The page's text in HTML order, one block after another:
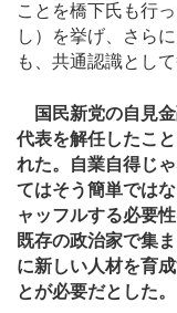
ことを橋下氏も行
し）を挙げ、さら
も、共通認識として
国民新党の自見金
代表を解任したこ
れた。自業自得じ
てはそう簡単では
ャッフルする必要
既存の政治家で集
に新しい人材を育
とが必要だとした。